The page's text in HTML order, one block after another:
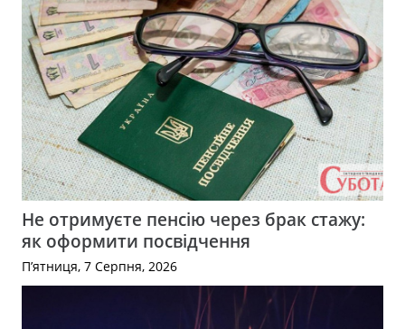
Не отримуєте пенсію через брак стажу:
як оформити посвідчення
П’ятниця, 7 Серпня, 2026